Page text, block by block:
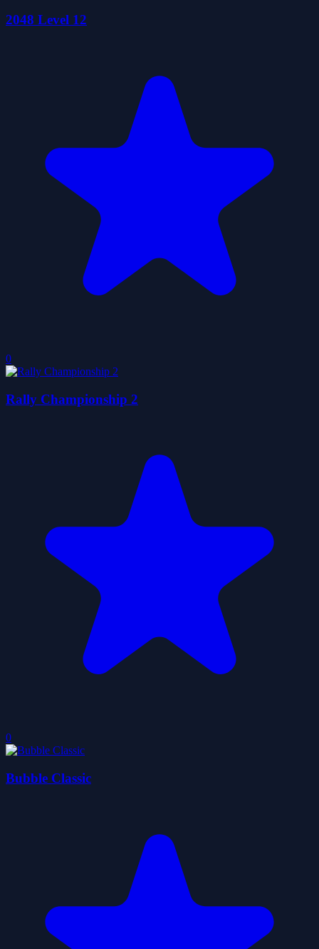
2048 Level 12
0
Rally Championship 2
0
Bubble Classic